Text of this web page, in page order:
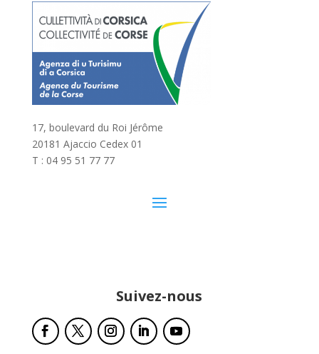
17, boulevard du Roi Jérôme
20181 Ajaccio Cedex 01
T : 04 95 51 77 77
Suivez-nous